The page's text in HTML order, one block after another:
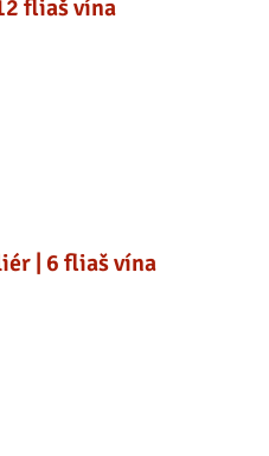
fliaš vína
| 6 fliaš vína